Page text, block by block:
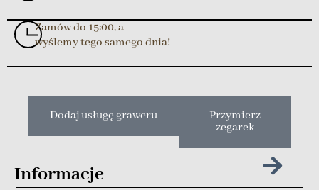
Zamów do 15:00, a
wyślemy tego samego dnia!
Dodaj usługę graweru
Przymierz
zegarek
Informacje